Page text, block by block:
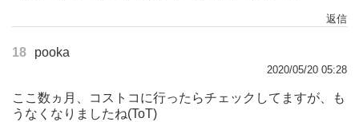
返信
18 pooka
2020/05/20 05:28
ここ数ヵ月、コストコに行ったらチェックしてますが、も
うなくなりましたね(ToT)